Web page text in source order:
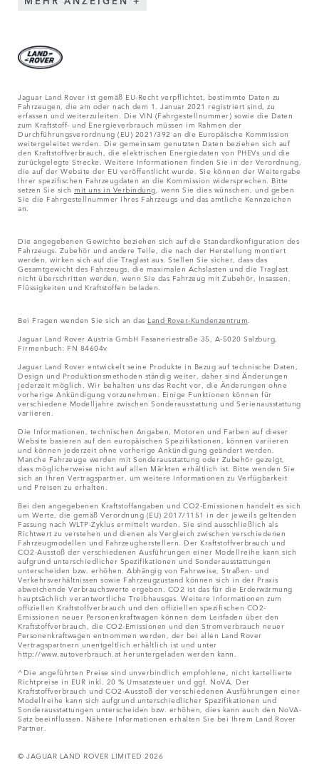
Jaguar Land Rover ist gemäß EU-Recht verpflichtet, bestimmte Daten zu
Fahrzeugen, die am oder nach dem 1. Januar 2021 registriert sind, zu
erfassen und weiterzuleiten. Die VIN (Fahrgestellnummer) sowie die Daten
zum Kraftstoff- und Energieverbrauch müssen im Rahmen der
Durchführungsverordnung (EU) 2021/392 an die Europäische Kommission
weitergeleitet werden. Die gemeinsam genutzten Daten beziehen sich auf
den Kraftstoffverbrauch, die elektrischen Energiedaten von PHEVs und die
zurückgelegte Strecke. Weitere Informationen finden Sie in der Verordnung,
die auf der Website der EU veröffentlicht wurde. Sie können der Weitergabe
Ihrer spezifischen Fahrzeugdaten an die Kommission widersprechen. Bitte
setzen Sie sich mit uns in Verbindung , wenn Sie dies wünschen, und geben
Sie die Fahrgestellnummer Ihres Fahrzeugs und das amtliche Kennzeichen
an.
Die angegebenen Gewichte beziehen sich auf die Standardkonfiguration des
Fahrzeugs. Zubehör und andere Teile, die nach der Herstellung montiert
werden, wirken sich auf die Traglast aus. Stellen Sie sicher, dass das
Gesamtgewicht des Fahrzeugs, die maximalen Achslasten und die Traglast
nicht überschritten werden, wenn Sie das Fahrzeug mit Zubehör, Insassen,
Flüssigkeiten und Kraftstoffen beladen.
Bei Fragen wenden Sie sich an das Land Rover-Kundenzentrum
Jaguar Land Rover Austria GmbH Fasaneriestraße 35, A-5020 Salzburg,
Firmenbuch: FN 84604v
Jaguar Land Rover entwickelt seine Produkte in Bezug auf technische Daten,
Design und Produktionsmethoden ständig weiter, daher sind Änderungen
jederzeit möglich. Wir behalten uns das Recht vor, die Änderungen ohne
vorherige Ankündigung vorzunehmen. Einige Funktionen können für
verschiedene Modelljahre zwischen Sonderausstattung und Serienausstattung
variieren.
Die Informationen, technischen Angaben, Motoren und Farben auf dieser
Website basieren auf den europäischen Spezifikationen, können variieren
und können jederzeit ohne vorherige Ankündigung geändert werden.
Manche Fahrzeuge werden mit Sonderausstattung oder Zubehör gezeigt,
dass möglicherweise nicht auf allen Märkten erhältlich ist. Bitte wenden Sie
sich an Ihren Vertragspartner, um weitere Informationen zu Verfügbarkeit
und Preisen zu erhalten.
Bei den angegebenen Kraftstoffangaben und CO2-Emissionen handelt es sich
um Werte, die gemäß Verordnung (EU) 2017/1151 in der jeweils geltenden
Fassung nach WLTP-Zyklus ermittelt wurden. Sie sind ausschließlich als
Richtwert zu verstehen und dienen als Vergleich zwischen verschiedenen
Fahrzeugmodellen und Fahrzeugherstellern. Der Kraftstoffverbrauch und
CO2-Ausstoß der verschiedenen Ausführungen einer Modellreihe kann sich
aufgrund unterschiedlicher Spezifikationen und Sonderausstattungen
unterscheiden bzw. erhöhen. Abhängig von Fahrweise, Straßen- und
Verkehrsverhältnissen sowie Fahrzeugzustand können sich in der Praxis
abweichende Verbrauchswerte ergeben. CO2 ist das für die Erderwärmung
hauptsächlich verantwortliche Treibhausgas. Weitere Informationen zum
offiziellen Kraftstoffverbrauch und den offiziellen spezifischen CO2-
Emissionen neuer Personenkraftwagen können dem Leitfaden über den
Kraftstoffverbrauch, die CO2-Emissionen und den Stromverbrauch neuer
Personenkraftwagen entnommen werden, der bei allen Land Rover
Vertragspartnern unentgeltlich erhältlich ist und unter
http://www.autoverbrauch.at heruntergeladen werden kann.
^Die angeführten Preise sind unverbindlich empfohlene, nicht kartellierte
Richtpreise in EUR inkl. 20 % Umsatzsteuer und ggf. NoVA. Der
Kraftstoffverbrauch und CO2-Ausstoß der verschiedenen Ausführungen einer
Modellreihe kann sich aufgrund unterschiedlicher Spezifikationen und
Sonderausstattungen unterscheiden bzw. erhöhen, dies kann auch den NoVA-
Satz beeinflussen. Nähere Informationen erhalten Sie bei Ihrem Land Rover
Partner.
© JAGUAR LAND ROVER LIMITED 2026